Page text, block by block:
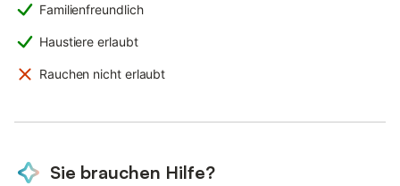
Familienfreundlich
Haustiere erlaubt
Rauchen nicht erlaubt
Sie brauchen Hilfe?